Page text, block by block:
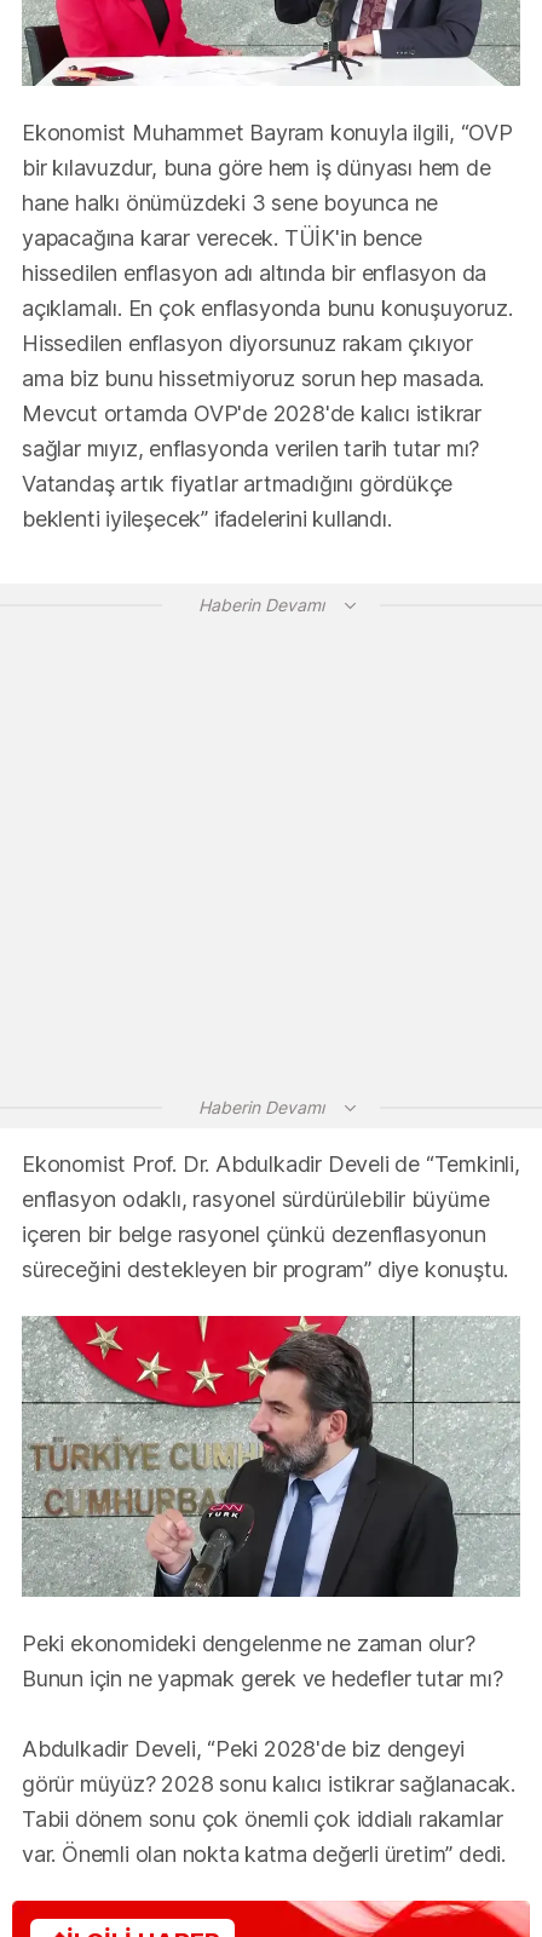
Ekonomist Muhammet Bayram konuyla ilgili, “OVP
bir kılavuzdur, buna göre hem iş dünyası hem de
hane halkı önümüzdeki 3 sene boyunca ne
yapacağına karar verecek. TÜİK'in bence
hissedilen enflasyon adı altında bir enflasyon da
açıklamalı. En çok enflasyonda bunu konuşuyoruz.
Hissedilen enflasyon diyorsunuz rakam çıkıyor
ama biz bunu hissetmiyoruz sorun hep masada.
Mevcut ortamda OVP'de 2028'de kalıcı istikrar
sağlar mıyız, enflasyonda verilen tarih tutar mı?
Vatandaş artık fiyatlar artmadığını gördükçe
beklenti iyileşecek” ifadelerini kullandı.
Haberin Devamı
Haberin Devamı
Ekonomist Prof. Dr. Abdulkadir Develi de “Temkinli,
enflasyon odaklı, rasyonel sürdürülebilir büyüme
içeren bir belge rasyonel çünkü dezenflasyonun
süreceğini destekleyen bir program” diye konuştu.
Peki ekonomideki dengelenme ne zaman olur?
Bunun için ne yapmak gerek ve hedefler tutar mı?
Abdulkadir Develi, “Peki 2028'de biz dengeyi
görür müyüz? 2028 sonu kalıcı istikrar sağlanacak.
Tabii dönem sonu çok önemli çok iddialı rakamlar
var. Önemli olan nokta katma değerli üretim” dedi.